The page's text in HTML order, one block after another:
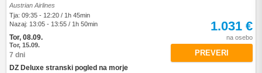
Austrian Airlines
Tja: 09:35 - 12:20 / 1h 45min
Nazaj: 13:05 - 13:55 / 1h 50min
Tor, 08.09.
Tor, 15.09.
7 dni
DZ Deluxe stranski pogled na morje
1.031 €
na osebo
PREVERI